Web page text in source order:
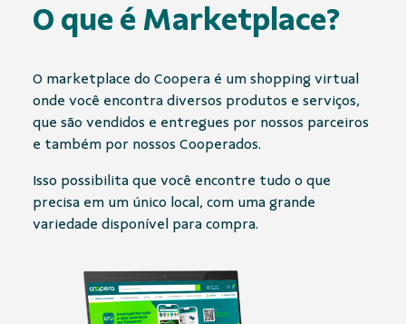
O que é Marketplace?
O marketplace do Coopera é um shopping virtual
onde você encontra diversos produtos e serviços,
que são vendidos e entregues por nossos parceiros
e também por nossos Cooperados.
Isso possibilita que você encontre tudo o que
precisa em um único local, com uma grande
variedade disponível para compra.